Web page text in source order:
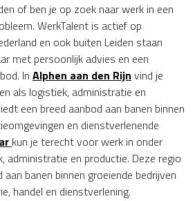
of ben je op zoek naar werk in een
WerkTalent is actief op
en ook buiten Leiden staan
met persoonlijk advies en een
In Alphen aan den Rijn vind je
als logistiek, administratie en
een breed aanbod aan banen binnen
en dienstverlenende
kun je terecht voor werk in onder
administratie en productie. Deze regio
banen binnen groeiende bedrijven
handel en dienstverlening.